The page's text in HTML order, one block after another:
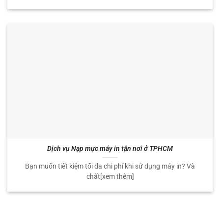
Dịch vụ Nạp mực máy in tận nơi ở TPHCM
Bạn muốn tiết kiệm tối đa chi phí khi sử dụng máy in? Và
chất[xem thêm]